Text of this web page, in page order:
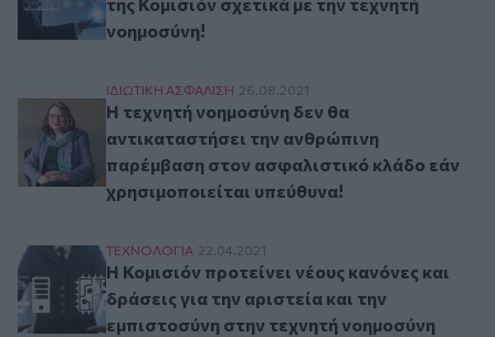
της Κομισιόν σχετικά με την τεχνητή
νοημοσύνη!
Η τεχνητή νοημοσύνη δεν θα αντικαταστήσει
ΙΔΙΩΤΙΚΗ ΑΣΦAΛΙΣΗ 26.08.2021
Η τεχνητή νοημοσύνη δεν θα
αντικαταστήσει την ανθρώπινη
παρέμβαση στον ασφαλιστικό κλάδο εάν
χρησιμοποιείται υπεύθυνα!
Η Κομισιόν προτείνει νέους κανόνες και
ΤΕΧΝΟΛΟΓΙΑ 22.04.2021
Η Κομισιόν προτείνει νέους κανόνες και
δράσεις για την αριστεία και την
εμπιστοσύνη στην τεχνητή νοημοσύνη